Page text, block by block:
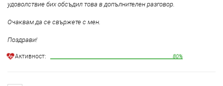
удоволствие бих обсъдил това в допълнителен разговор.
Очаквам да се свържете с мен.
Поздрави!
Aктивност: 80%